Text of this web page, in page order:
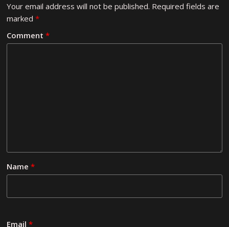
Your email address will not be published. Required fields are
marked*
Comment*
Name*
Email*